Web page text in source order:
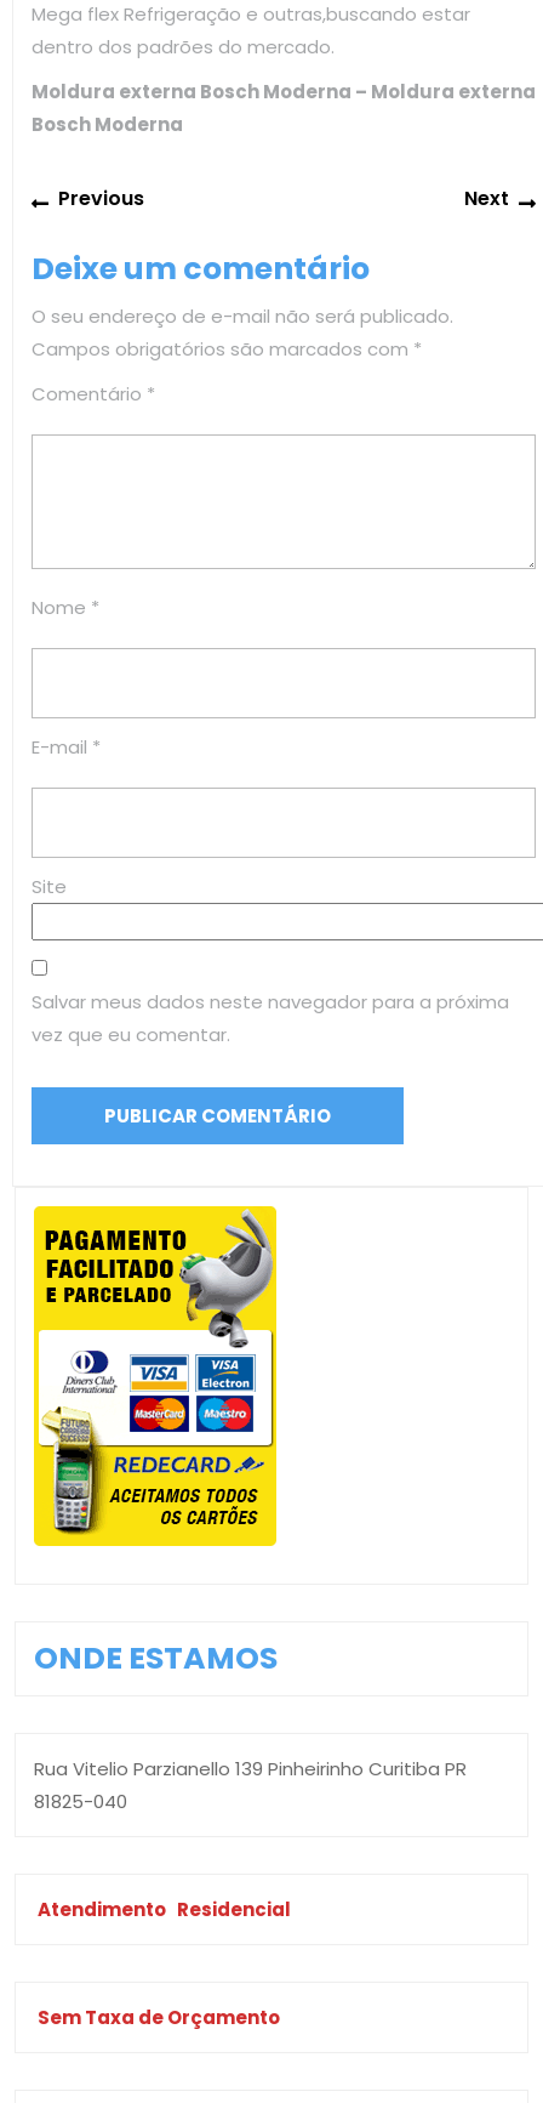
Mega flex Refrigeração e outras,buscando estar
dentro dos padrões do mercado.
Moldura externa Bosch Moderna – Moldura externa
Bosch Moderna
Navegação
de
Post
PreviousPrevious
Next
Deixe um comentário
O seu endereço de e-mail não será publicado.
Campos obrigatórios são marcados com *
Comentário *
Nome *
E-mail *
Site
Salvar meus dados neste navegador para a próxima
vez que eu comentar.
ONDE ESTAMOS
Rua Vitelio Parzianello 139 Pinheirinho Curitiba PR
81825-040
Atendimento Residencial
Sem Taxa de Orçamento